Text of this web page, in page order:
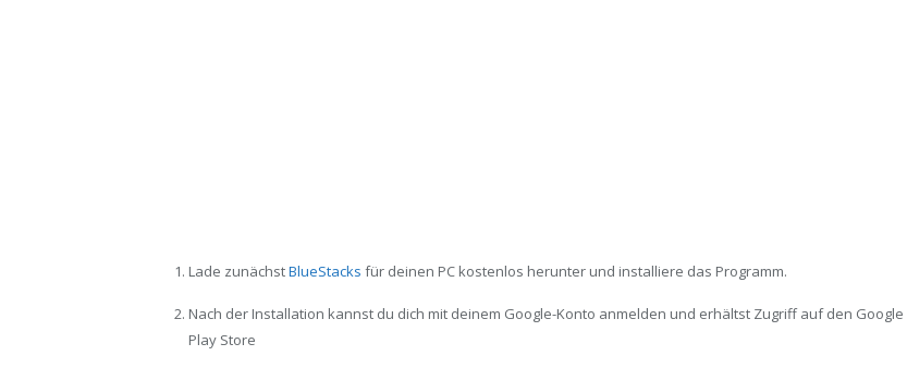
Lade zunächstBlueStacks für deinen PC kostenlos herunter und installiere das Programm.
Nach der Installation kannst du dich mit deinem Google-Konto anmelden und erhältst Zugriff auf den Google
Play Store